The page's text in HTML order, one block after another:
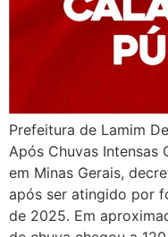
Prefeitura de Lamim
Após Chuvas Intensas
em Minas Gerais,
após ser atingido por
de 2025. Em